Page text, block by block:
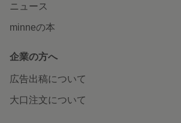
ニュース
minneの本
企業の方へ
広告出稿について
大口注文について